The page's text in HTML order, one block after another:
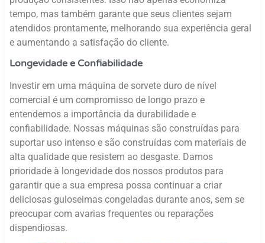
tempo, mas também garante que seus clientes sejam
atendidos prontamente, melhorando sua experiência geral
e aumentando a satisfação do cliente.
Longevidade e Confiabilidade
Investir em uma máquina de sorvete duro de nível
comercial é um compromisso de longo prazo e
entendemos a importância da durabilidade e
confiabilidade. Nossas máquinas são construídas para
suportar uso intenso e são construídas com materiais de
alta qualidade que resistem ao desgaste. Damos
prioridade à longevidade dos nossos produtos para
garantir que a sua empresa possa continuar a criar
deliciosas guloseimas congeladas durante anos, sem se
preocupar com avarias frequentes ou reparações
dispendiosas.